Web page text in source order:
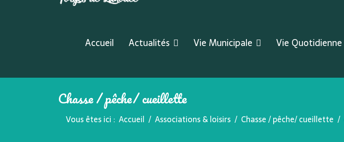
Accueil Actualités Vie Municipale Vie Quotidienne
Chasse / pêche/ cueillette
Vous êtes ici : Accueil Associations & loisirs Chasse / pêche/ cueillette